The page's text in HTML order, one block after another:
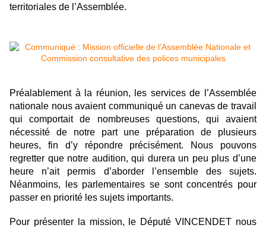
territoriales de l’Assemblée.
Préalablement à la réunion, les services de l’Assemblée
nationale nous avaient communiqué un canevas de travail
qui comportait de nombreuses questions, qui avaient
nécessité de notre part une préparation de plusieurs
heures, fin d’y répondre précisément. Nous pouvons
regretter que notre audition, qui durera un peu plus d’une
heure n’ait permis d’aborder l’ensemble des sujets.
Néanmoins, les parlementaires se sont concentrés pour
passer en priorité les sujets importants.
Pour présenter la mission, le Député VINCENDET nous